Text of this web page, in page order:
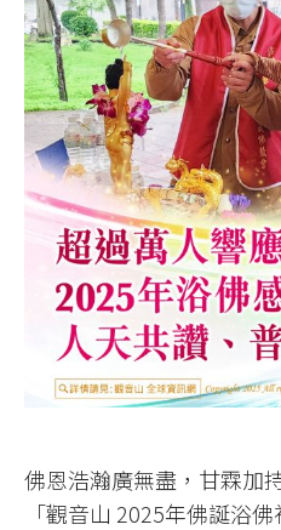
佛恩浩瀚廣無盡，甘霖加
「觀音山 2025年佛誕浴